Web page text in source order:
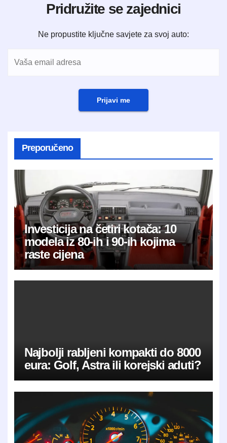
Pridružite se zajednici
Ne propustite ključne savjete za svoj auto:
Prijavi me
Preporučeno
Investicija na četiri kotača: 10
modela iz 80-ih i 90-ih kojima
raste cijena
Najbolji rabljeni kompakti do 8000
eura: Golf, Astra ili korejski aduti?